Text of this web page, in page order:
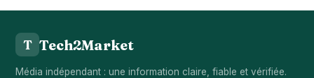
T Tech2Market
Média indépendant : une information claire, fiable et vérifiée.